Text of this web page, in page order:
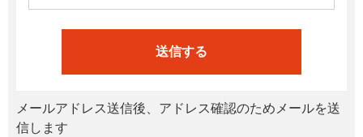
送信する
メールアドレス送信後、アドレス確認のためメールを送
信します